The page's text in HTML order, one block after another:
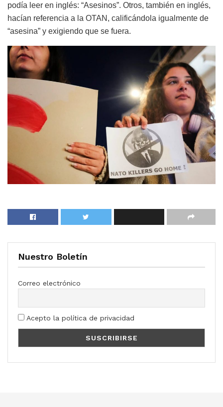
podía leer en inglés: “Asesinos”. Otros, también en inglés,
hacían referencia a la OTAN, calificándola igualmente de
“asesina” y exigiendo que se fuera.
Nuestro Boletín
Correo electrónico
Acepto la política de privacidad